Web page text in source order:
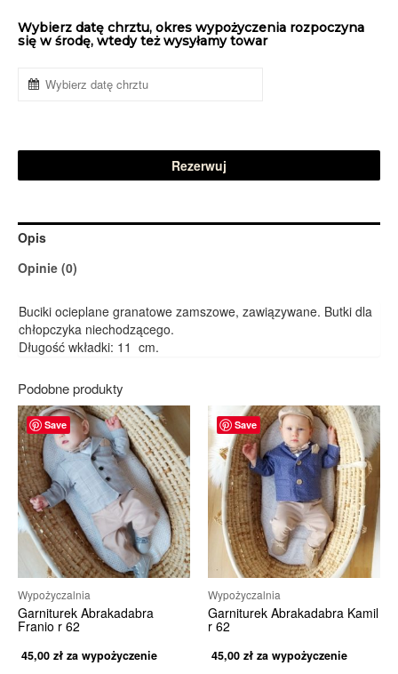
Wybierz datę chrztu, okres wypożyczenia rozpoczyna
się w środę, wtedy też wysyłamy towar
Rezerwuj
Opis
Opinie (0)
Buciki ocieplane granatowe zamszowe, zawiązywane. Butki dla
chłopczyka niechodzącego.
Długość wkładki: 11 cm.
Podobne produkty
Save
Wypożyczalnia
Garniturek Abrakadabra
Franio r 62
45,00 zł za wypożyczenie
Save
Wypożyczalnia
Garniturek Abrakadabra Kamil
r 62
45,00 zł za wypożyczenie